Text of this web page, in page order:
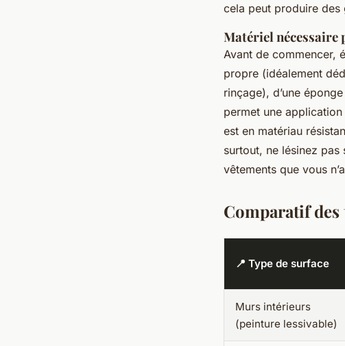
cela peut produire des
Matériel nécessaire
Avant de commencer,
propre (idéalement
rinçage), d’une
permet une
est en matériau
surtout, ne lésinez
vêtements que vous
Comparatif des
📍 Type de surface
Murs intérieurs
(peinture lessivable)